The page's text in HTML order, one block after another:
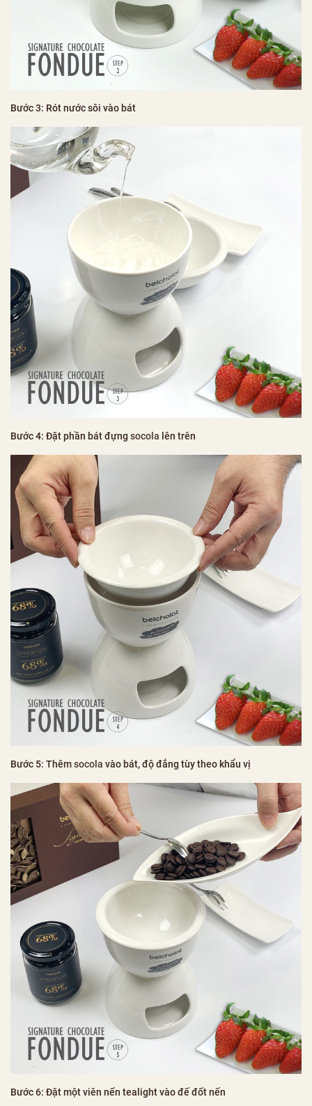
Bước 3: Rót nước sôi vào bát
Bước 4: Đặt phần bát đựng socola lên trên
Bước 5: Thêmsocola vào bát, độ đắng tùy theo khẩu vị
Bước 6: Đặt một viên nến tealight vào đế đốt nến